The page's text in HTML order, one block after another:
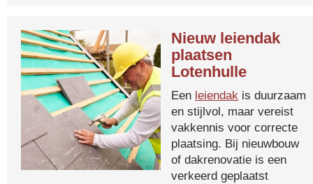
Nieuw leiendak
plaatsen
Lotenhulle
Een leiendak is duurzaam
en stijlvol, maar vereist
vakkennis voor correcte
plaatsing. Bij nieuwbouw
of dakrenovatie is een
verkeerd geplaatst